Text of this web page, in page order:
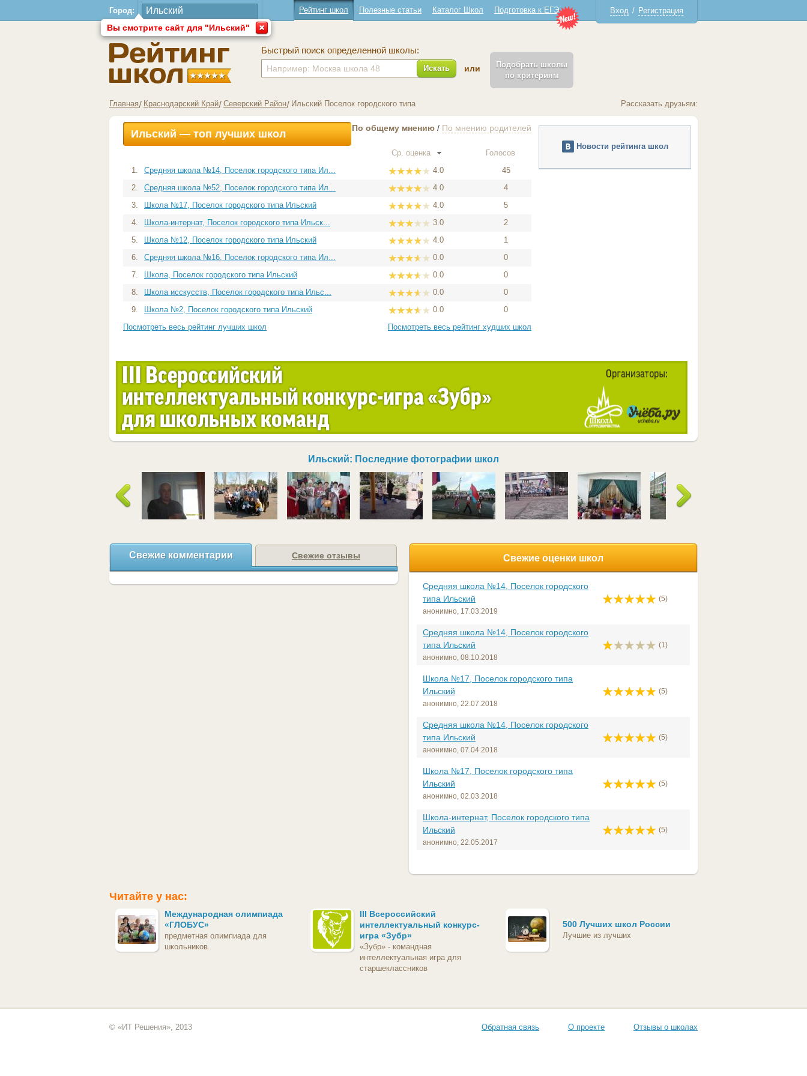
Город:
Вы смотрите сайт для "Ильский"
Вход / Регистрация
Рейтинг школ Полезные статьи Каталог Школ Подготовка к ЕГЭ
Быстрый поиск определенной школы:
Искать или
Подобрать школы
по критериям
Главная Краснодарский Край Северский Район Ильский Поселок городского типа Рассказать друзьям:
Ильский — топ лучших школ По общему мнению / По мнению родителей
Ср. оценка
Голосов
1.
Средняя школа №14, Поселок городского типа Ил... 4.0
45
2.
Средняя школа №52, Поселок городского типа Ил... 4.0
4
3.
Школа №17, Поселок городского типа Ильский 4.0
5
4.
Школа-интернат, Поселок городского типа Ильск... 3.0
2
5.
Школа №12, Поселок городского типа Ильский 4.0
1
6.
Средняя школа №16, Поселок городского типа Ил... 0.0
0
7.
Школа, Поселок городского типа Ильский 0.0
0
8.
Школа исскусств, Поселок городского типа Ильс... 0.0
0
9.
Школа №2, Поселок городского типа Ильский 0.0
0
Посмотреть весь рейтинг лучших школ
Посмотреть весь рейтинг худших школ
Новости рейтинга школ
Ильский: Последние фотографии школ
Свежие комментарии Свежие отзывы Свежие оценки школ
Средняя школа №14, Поселок городского
типа Ильский
анонимно, 17.03.2019
(5)
Средняя школа №14, Поселок городского
типа Ильский
анонимно, 08.10.2018
(1)
Школа №17, Поселок городского типа
Ильский
анонимно, 22.07.2018
(5)
Средняя школа №14, Поселок городского
типа Ильский
анонимно, 07.04.2018
(5)
Школа №17, Поселок городского типа
Ильский
анонимно, 02.03.2018
(5)
Школа-интернат, Поселок городского типа
Ильский
анонимно, 22.05.2017
(5)
Читайте у нас:
Международная олимпиада
«ГЛОБУС»
предметная олимпиада для
школьников.
III Всероссийский
интеллектуальный конкурс-
игра «Зубр»
«Зубр» - командная
интеллектуальная игра для
старшеклассников
500 Лучших школ России
Лучшие из лучших
© «ИТ Решения», 2013 Обратная связь О проекте Отзывы о школах